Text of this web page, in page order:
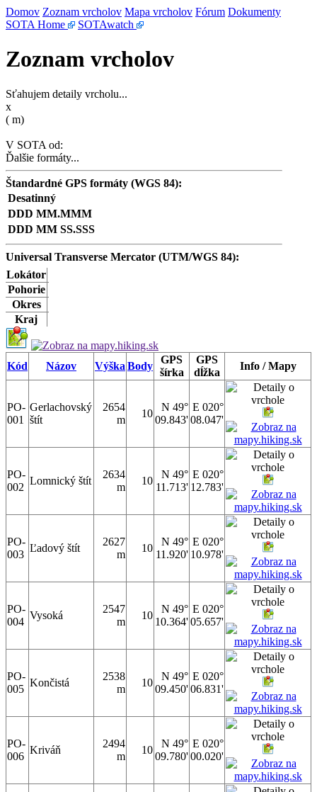
Domov Zoznam vrcholov Mapa vrcholov Fórum Dokumenty
SOTA Home
SOTAwatch
Zoznam vrcholov
Sťahujem detaily vrcholu...
x
( m)
V SOTA od:
Ďalšie formáty...
Štandardné GPS formáty (WGS 84):
Desatinný
DDD MM.MMM
DDD MM SS.SSS
Universal Transverse Mercator (UTM/WGS 84):
Lokátor
Pohorie
Okres
Kraj
Kód Názov Výška Body
GPS
šírka
GPS
dĺžka
Info / Mapy
PO-
001
Gerlachovský
štít
2654
m
10
N 49°
09.843'
E 020°
08.047'
PO-
002
Lomnický štít
2634
m
10
N 49°
11.713'
E 020°
12.783'
PO-
003
Ľadový štít
2627
m
10
N 49°
11.920'
E 020°
10.978'
PO-
004
Vysoká
2547
m
10
N 49°
10.364'
E 020°
05.657'
PO-
005
Končistá
2538
m
10
N 49°
09.450'
E 020°
06.831'
PO-
006
Kriváň
2494
m
10
N 49°
09.780'
E 020°
00.020'